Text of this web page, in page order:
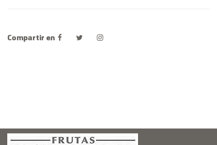
Compartir en